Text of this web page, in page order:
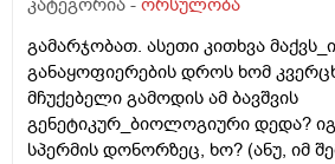
რამდენად გავრცელებულია
კატეგორია - ორსულობა
გამარჯობათ. ასეთი კითხვა
განაყოფიერების დროს ხომ
მჩუქებელი გამოდის ამ ბავშვის
გენეტიკურ_ბიოლოგიური დედა?
სპერმის დონორზეც, ხო? (ანუ, იმ